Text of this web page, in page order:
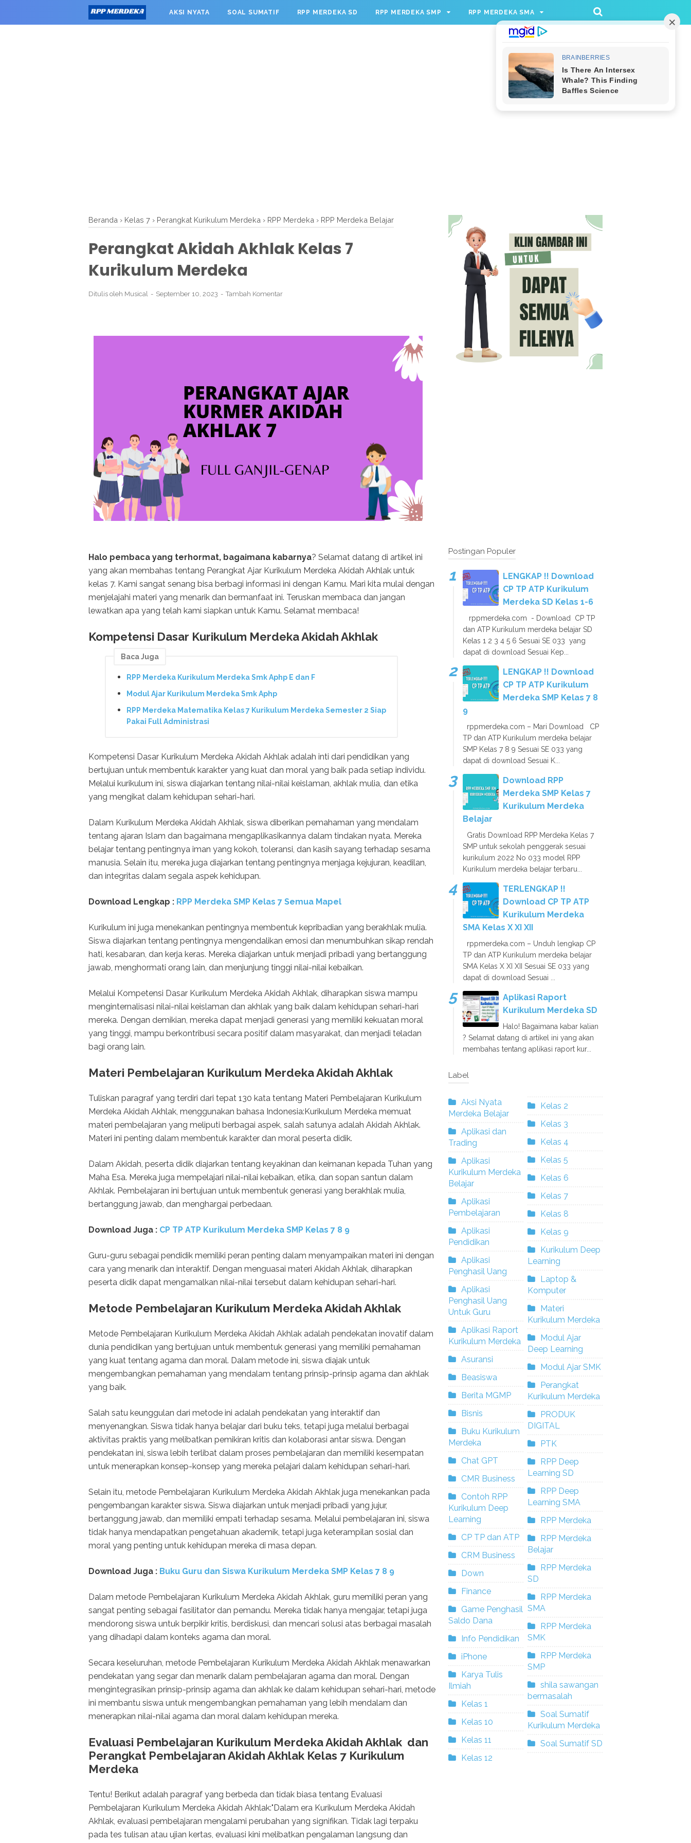
window.googletag = window.googletag || {cmd: []}; googletag.cmd.push(function() { googletag.defineSlot('/23209888932/rppmer', [336, 280], 'div-gpt-ad-1733174991559-
0').addService(googletag.pubads()); googletag.pubads().enableSingleRequest(); googletag.enableServices(); });
AKSI NYATA SOAL SUMATIF RPP MERDEKA SD RPP MERDEKA SMP RPP MERDEKA SMA
Beranda › Kelas 7 › Perangkat Kurikulum Merdeka › RPP Merdeka › RPP Merdeka Belajar
Perangkat Akidah Akhlak Kelas 7
Kurikulum Merdeka
Ditulis oleh Musical September 10, 2023 Tambah Komentar
Halo pembaca yang terhormat, bagaimana kabarnya? Selamat datang di artikel ini
yang akan membahas tentang Perangkat Ajar Kurikulum Merdeka Akidah Akhlak untuk
kelas 7. Kami sangat senang bisa berbagi informasi ini dengan Kamu. Mari kita mulai dengan
menjelajahi materi yang menarik dan bermanfaat ini. Teruskan membaca dan jangan
lewatkan apa yang telah kami siapkan untuk Kamu. Selamat membaca!
Kompetensi Dasar Kurikulum Merdeka Akidah Akhlak
Baca Juga
RPP Merdeka Kurikulum Merdeka Smk Aphp E dan F
Modul Ajar Kurikulum Merdeka Smk Aphp
RPP Merdeka Matematika Kelas 7 Kurikulum Merdeka Semester 2 Siap
Pakai Full Administrasi
Kompetensi Dasar Kurikulum Merdeka Akidah Akhlak adalah inti dari pendidikan yang
bertujuan untuk membentuk karakter yang kuat dan moral yang baik pada setiap individu.
Melalui kurikulum ini, siswa diajarkan tentang nilai-nilai keislaman, akhlak mulia, dan etika
yang mengikat dalam kehidupan sehari-hari.
Dalam Kurikulum Merdeka Akidah Akhlak, siswa diberikan pemahaman yang mendalam
tentang ajaran Islam dan bagaimana mengaplikasikannya dalam tindakan nyata. Mereka
belajar tentang pentingnya iman yang kokoh, toleransi, dan kasih sayang terhadap sesama
manusia. Selain itu, mereka juga diajarkan tentang pentingnya menjaga kejujuran, keadilan,
dan integritas dalam segala aspek kehidupan.
Download Lengkap : RPP Merdeka SMP Kelas 7 Semua Mapel
Kurikulum ini juga menekankan pentingnya membentuk kepribadian yang berakhlak mulia.
Siswa diajarkan tentang pentingnya mengendalikan emosi dan menumbuhkan sikap rendah
hati, kesabaran, dan kerja keras. Mereka diajarkan untuk menjadi pribadi yang bertanggung
jawab, menghormati orang lain, dan menjunjung tinggi nilai-nilai kebaikan.
Melalui Kompetensi Dasar Kurikulum Merdeka Akidah Akhlak, diharapkan siswa mampu
menginternalisasi nilai-nilai keislaman dan akhlak yang baik dalam kehidupan sehari-hari
mereka. Dengan demikian, mereka dapat menjadi generasi yang memiliki kekuatan moral
yang tinggi, mampu berkontribusi secara positif dalam masyarakat, dan menjadi teladan
bagi orang lain.
Materi Pembelajaran Kurikulum Merdeka Akidah Akhlak
Tuliskan paragraf yang terdiri dari tepat 130 kata tentang Materi Pembelajaran Kurikulum
Merdeka Akidah Akhlak, menggunakan bahasa Indonesia:Kurikulum Merdeka memuat
materi pembelajaran yang meliputi berbagai aspek, salah satunya adalah Akidah Akhlak.
Materi ini penting dalam membentuk karakter dan moral peserta didik.
Dalam Akidah, peserta didik diajarkan tentang keyakinan dan keimanan kepada Tuhan yang
Maha Esa. Mereka juga mempelajari nilai-nilai kebaikan, etika, dan sopan santun dalam
Akhlak. Pembelajaran ini bertujuan untuk membentuk generasi yang berakhlak mulia,
bertanggung jawab, dan menghargai perbedaan.
Download Juga : CP TP ATP Kurikulum Merdeka SMP Kelas 7 8 9
Guru-guru sebagai pendidik memiliki peran penting dalam menyampaikan materi ini dengan
cara yang menarik dan interaktif. Dengan menguasai materi Akidah Akhlak, diharapkan
peserta didik dapat mengamalkan nilai-nilai tersebut dalam kehidupan sehari-hari.
Metode Pembelajaran Kurikulum Merdeka Akidah Akhlak
Metode Pembelajaran Kurikulum Merdeka Akidah Akhlak adalah pendekatan inovatif dalam
dunia pendidikan yang bertujuan untuk membentuk generasi yang memiliki pemahaman
yang kuat tentang agama dan moral. Dalam metode ini, siswa diajak untuk
mengembangkan pemahaman yang mendalam tentang prinsip-prinsip agama dan akhlak
yang baik.
Salah satu keunggulan dari metode ini adalah pendekatan yang interaktif dan
menyenangkan. Siswa tidak hanya belajar dari buku teks, tetapi juga melalui berbagai
aktivitas praktis yang melibatkan pemikiran kritis dan kolaborasi antar siswa. Dengan
pendekatan ini, siswa lebih terlibat dalam proses pembelajaran dan memiliki kesempatan
untuk menerapkan konsep-konsep yang mereka pelajari dalam kehidupan sehari-hari.
Selain itu, metode Pembelajaran Kurikulum Merdeka Akidah Akhlak juga menekankan pada
pengembangan karakter siswa. Siswa diajarkan untuk menjadi pribadi yang jujur,
bertanggung jawab, dan memiliki empati terhadap sesama. Melalui pembelajaran ini, siswa
tidak hanya mendapatkan pengetahuan akademik, tetapi juga keterampilan sosial dan
moral yang penting untuk kehidupan mereka di masa depan.
Download Juga : Buku Guru dan Siswa Kurikulum Merdeka SMP Kelas 7 8 9
Dalam metode Pembelajaran Kurikulum Merdeka Akidah Akhlak, guru memiliki peran yang
sangat penting sebagai fasilitator dan pemandu. Mereka tidak hanya mengajar, tetapi juga
mendorong siswa untuk berpikir kritis, berdiskusi, dan mencari solusi atas berbagai masalah
yang dihadapi dalam konteks agama dan moral.
Secara keseluruhan, metode Pembelajaran Kurikulum Merdeka Akidah Akhlak menawarkan
pendekatan yang segar dan menarik dalam pembelajaran agama dan moral. Dengan
mengintegrasikan prinsip-prinsip agama dan akhlak ke dalam kehidupan sehari-hari, metode
ini membantu siswa untuk mengembangkan pemahaman yang lebih mendalam dan
menerapkan nilai-nilai agama dan moral dalam kehidupan mereka.
Evaluasi Pembelajaran Kurikulum Merdeka Akidah Akhlak dan
Perangkat Pembelajaran Akidah Akhlak Kelas 7 Kurikulum
Merdeka
Tentu! Berikut adalah paragraf yang berbeda dan tidak biasa tentang Evaluasi
Pembelajaran Kurikulum Merdeka Akidah Akhlak:"Dalam era Kurikulum Merdeka Akidah
Akhlak, evaluasi pembelajaran mengalami perubahan yang signifikan. Tidak lagi terpaku
pada tes tulisan atau ujian kertas, evaluasi kini melibatkan pengalaman langsung dan
Postingan Populer
LENGKAP !! Download
CP TP ATP Kurikulum
Merdeka SD Kelas 1-6
rppmerdeka.com - Download CP TP
dan ATP Kurikulum merdeka belajar SD
Kelas 1 2 3 4 5 6 Sesuai SE 033 yang
dapat di download Sesuai Kep...
LENGKAP !! Download
CP TP ATP Kurikulum
Merdeka SMP Kelas 7 8
9
rppmerdeka.com – Mari Download CP
TP dan ATP Kurikulum merdeka belajar
SMP Kelas 7 8 9 Sesuai SE 033 yang
dapat di download Sesuai K...
Download RPP
Merdeka SMP Kelas 7
Kurikulum Merdeka
Belajar
Gratis Download RPP Merdeka Kelas 7
SMP untuk sekolah penggerak sesuai
kurikulum 2022 No 033 model RPP
Kurikulum merdeka belajar terbaru...
TERLENGKAP !!
Download CP TP ATP
Kurikulum Merdeka
SMA Kelas X XI XII
rppmerdeka.com – Unduh lengkap CP
TP dan ATP Kurikulum merdeka belajar
SMA Kelas X XI XII Sesuai SE 033 yang
dapat di download Sesuai ...
Aplikasi Raport
Kurikulum Merdeka SD
Halo! Bagaimana kabar kalian
? Selamat datang di artikel ini yang akan
membahas tentang aplikasi raport kur...
Label
Aksi Nyata
Merdeka Belajar
Aplikasi dan
Trading
Aplikasi
Kurikulum Merdeka
Belajar
Aplikasi
Pembelajaran
Aplikasi
Pendidikan
Aplikasi
Penghasil Uang
Aplikasi
Penghasil Uang
Untuk Guru
Aplikasi Raport
Kurikulum Merdeka
Asuransi
Beasiswa
Berita MGMP
Bisnis
Buku Kurikulum
Merdeka
Chat GPT
CMR Business
Contoh RPP
Kurikulum Deep
Learning
CP TP dan ATP
CRM Business
Down
Finance
Game Penghasil
Saldo Dana
Info Pendidikan
iPhone
Karya Tulis
Ilmiah
Kelas 1
Kelas 10
Kelas 11
Kelas 12
Kelas 2
Kelas 3
Kelas 4
Kelas 5
Kelas 6
Kelas 7
Kelas 8
Kelas 9
Kurikulum Deep
Learning
Laptop &
Komputer
Materi
Kurikulum Merdeka
Modul Ajar
Deep Learning
Modul Ajar SMK
Perangkat
Kurikulum Merdeka
PRODUK
DIGITAL
PTK
RPP Deep
Learning SD
RPP Deep
Learning SMA
RPP Merdeka
RPP Merdeka
Belajar
RPP Merdeka
SD
RPP Merdeka
SMA
RPP Merdeka
SMK
RPP Merdeka
SMP
shila sawangan
bermasalah
Soal Sumatif
Kurikulum Merdeka
Soal Sumatif SD